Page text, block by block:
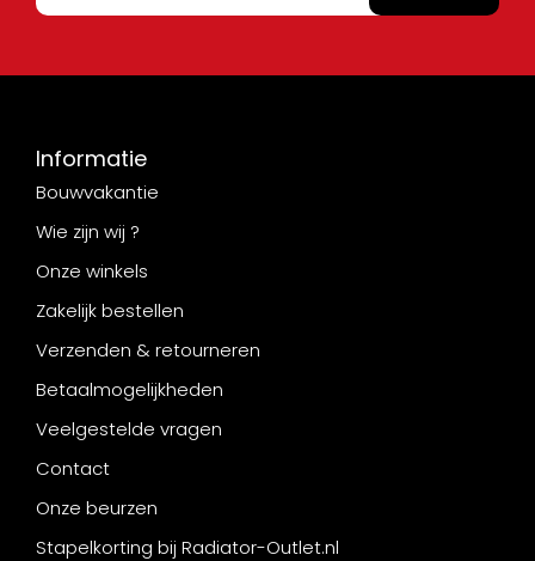
Informatie
Bouwvakantie
Wie zijn wij ?
Onze winkels
Zakelijk bestellen
Verzenden & retourneren
Betaalmogelijkheden
Veelgestelde vragen
Contact
Onze beurzen
Stapelkorting bij Radiator-Outlet.nl